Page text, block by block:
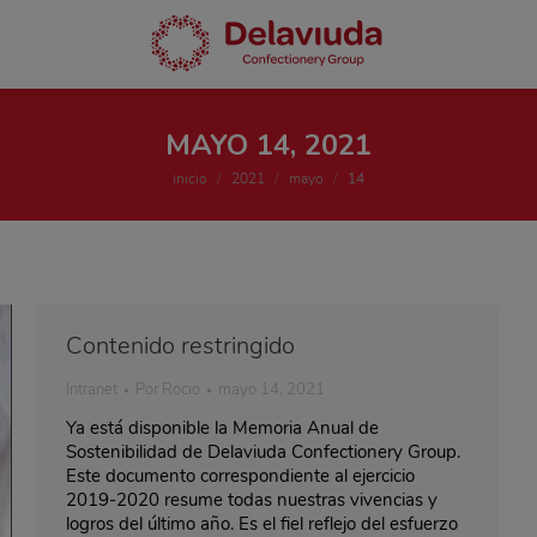
MAYO 14, 2021
Estás aquí:
inicio 2021 mayo 14
Contenido restringido
Intranet Por Rocio mayo 14, 2021
Ya está disponible la Memoria Anual de
Sostenibilidad de Delaviuda Confectionery Group.
Este documento correspondiente al ejercicio
2019-2020 resume todas nuestras vivencias y
logros del último año. Es el fiel reflejo del esfuerzo